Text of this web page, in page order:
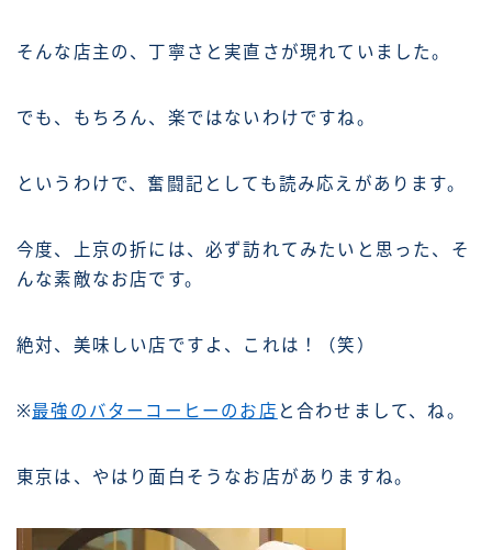
そんな店主の、丁寧さと実直さが現れていました。
でも、もちろん、楽ではないわけですね。
というわけで、奮闘記としても読み応えがあります。
今度、上京の折には、必ず訪れてみたいと思った、そ
んな素敵なお店です。
絶対、美味しい店ですよ、これは！（笑）
※最強のバターコーヒーのお店 と合わせまして、ね。
東京は、やはり面白そうなお店がありますね。